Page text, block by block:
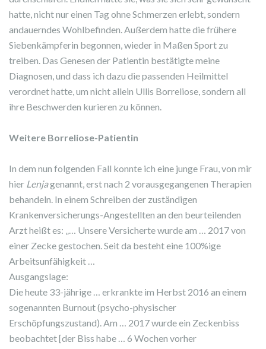
hatte, nicht nur einen Tag ohne Schmerzen erlebt, sondern
andauerndes Wohlbefinden. Außerdem hatte die frühere
Siebenkämpferin begonnen, wieder in Maßen Sport zu
treiben. Das Genesen der Patientin bestätigte meine
Diagnosen, und dass ich dazu die passenden Heilmittel
verordnet hatte, um nicht allein Ullis Borreliose, sondern all
ihre Beschwerden kurieren zu können.
Weitere Borreliose-Patientin
In dem nun folgenden Fall konnte ich eine junge Frau, von mir
hier Lenjagenannt, erst nach 2 vorausgegangenen Therapien
behandeln. In einem Schreiben der zuständigen
Krankenversicherungs-Angestellten an den beurteilenden
Arzt heißt es: „… Unsere Versicherte wurde am … 2017 von
einer Zecke gestochen. Seit da besteht eine 100%ige
Arbeitsunfähigkeit …
Ausgangslage:
Die heute 33-jährige … erkrankte im Herbst 2016 an einem
sogenannten Burnout (psycho-physischer
Erschöpfungszustand). Am … 2017 wurde ein Zeckenbiss
beobachtet [der Biss habe … 6 Wochen vorher